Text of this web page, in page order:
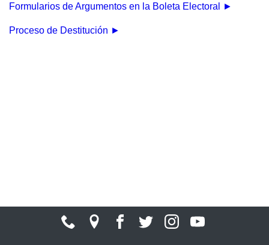
Formularios de Argumentos en la Boleta Electoral ►
Proceso de Destitución ►